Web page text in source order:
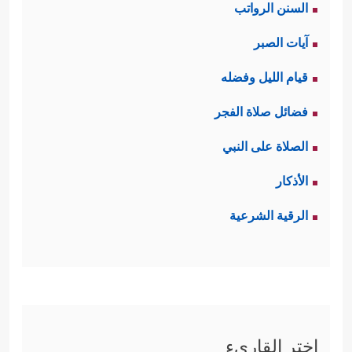
ٱلۡمُفۡسِدِینَ﴾
نَيرِ الظُّلم والعبوديَّة والاستضعاف إلى
أُفُقِ الحريَّة والسيادة والتمكين
رابعًا: بدأت مظاهر العناية الإلهيَّة بهذا
السنن الرواتب
آيات الصبر
قيام الليل وفضله
فضائل صلاة الفجر
الصلاة على النبي
الأذكار
الرقية الشرعية
اختر القاريء